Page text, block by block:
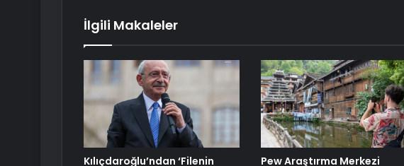
İlgili Makaleler
Kılıçdaroğlu’ndan ‘Filenin
Pew Araştırma Merkezi